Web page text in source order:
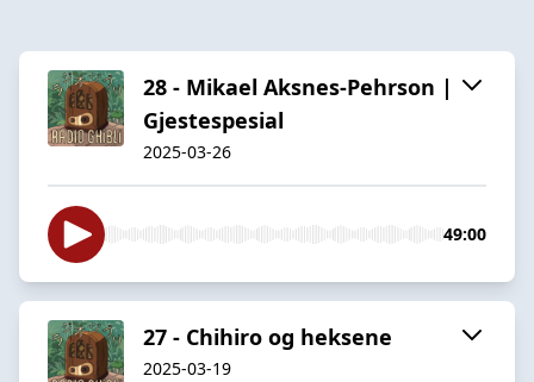
28 - Mikael Aksnes-Pehrson |
Gjestespesial
2025-03-26
49:00
27 - Chihiro og heksene
2025-03-19